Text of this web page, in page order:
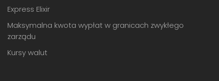
Express Elixir
Maksymalna kwota wypłat w granicach zwykłego
zarządu
Kursy walut